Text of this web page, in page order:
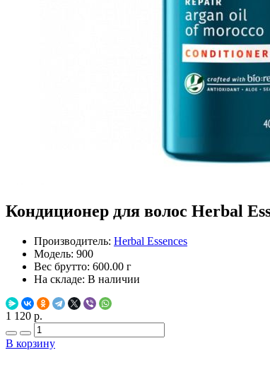
Кондиционер для волос Herbal
Производитель: Herbal Essences
Модель: 900
Вес брутто: 600.00 г
На складе: В наличии
1 120 р.
В корзину